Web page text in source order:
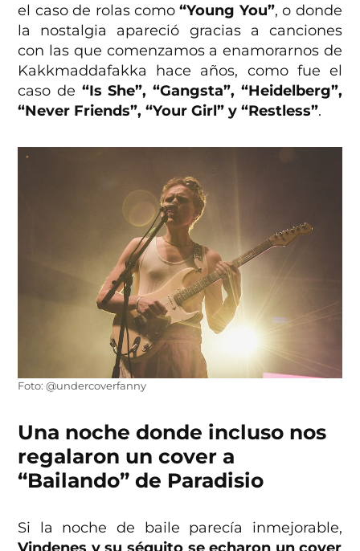
el caso de rolas como“Young You”, o donde
la nostalgia apareció gracias a canciones
con las que comenzamos a enamorarnos de
Kakkmaddafakka hace años, como fue el
caso de “Is She”, “Gangsta”, “Heidelberg”,
“Never Friends”, “Your Girl” y “Restless”.
Foto: @undercoverfanny
Una noche donde incluso nos
regalaron un cover a
“Bailando” de Paradisio
Si la noche de baile parecía inmejorable,